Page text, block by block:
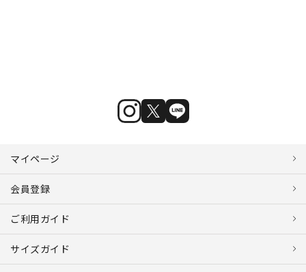
マイページ
会員登録
ご利用ガイド
サイズガイド